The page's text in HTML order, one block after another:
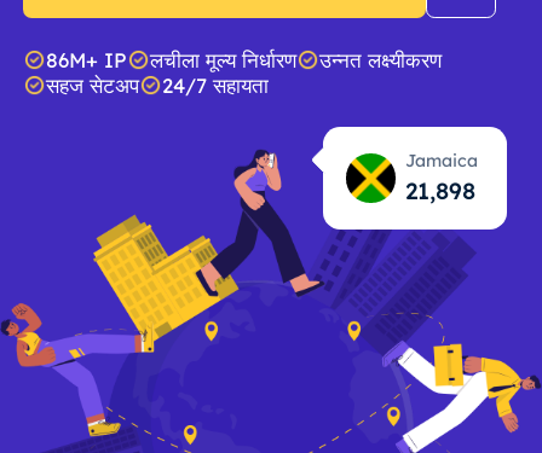
86M+ IP लचीला मूल्य निर्धारण
उन्नत लक्ष्यीकरण
सहज सेटअप
24/7 सहायता
Jamaica
21,898